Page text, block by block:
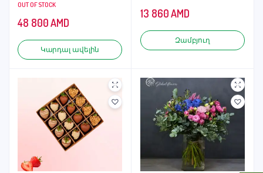
OUT OF STOCK
48 800AMD
Կարդալ ավելին
13 860AMD
Զամբյուղ